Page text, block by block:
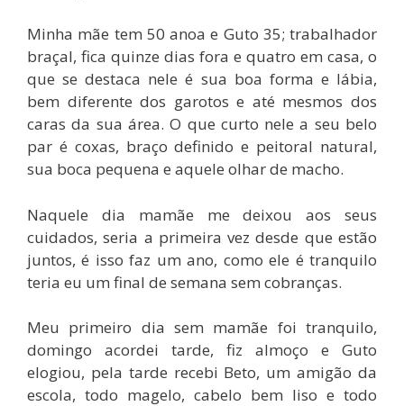
Minha mãe tem 50 anoa e Guto 35; trabalhador
braçal, fica quinze dias fora e quatro em casa, o
que se destaca nele é sua boa forma e lábia,
bem diferente dos garotos e até mesmos dos
caras da sua área. O que curto nele a seu belo
par é coxas, braço definido e peitoral natural,
sua boca pequena e aquele olhar de macho.
Naquele dia mamãe me deixou aos seus
cuidados, seria a primeira vez desde que estão
juntos, é isso faz um ano, como ele é tranquilo
teria eu um final de semana sem cobranças.
Meu primeiro dia sem mamãe foi tranquilo,
domingo acordei tarde, fiz almoço e Guto
elogiou, pela tarde recebi Beto, um amigão da
escola, todo magelo, cabelo bem liso e todo